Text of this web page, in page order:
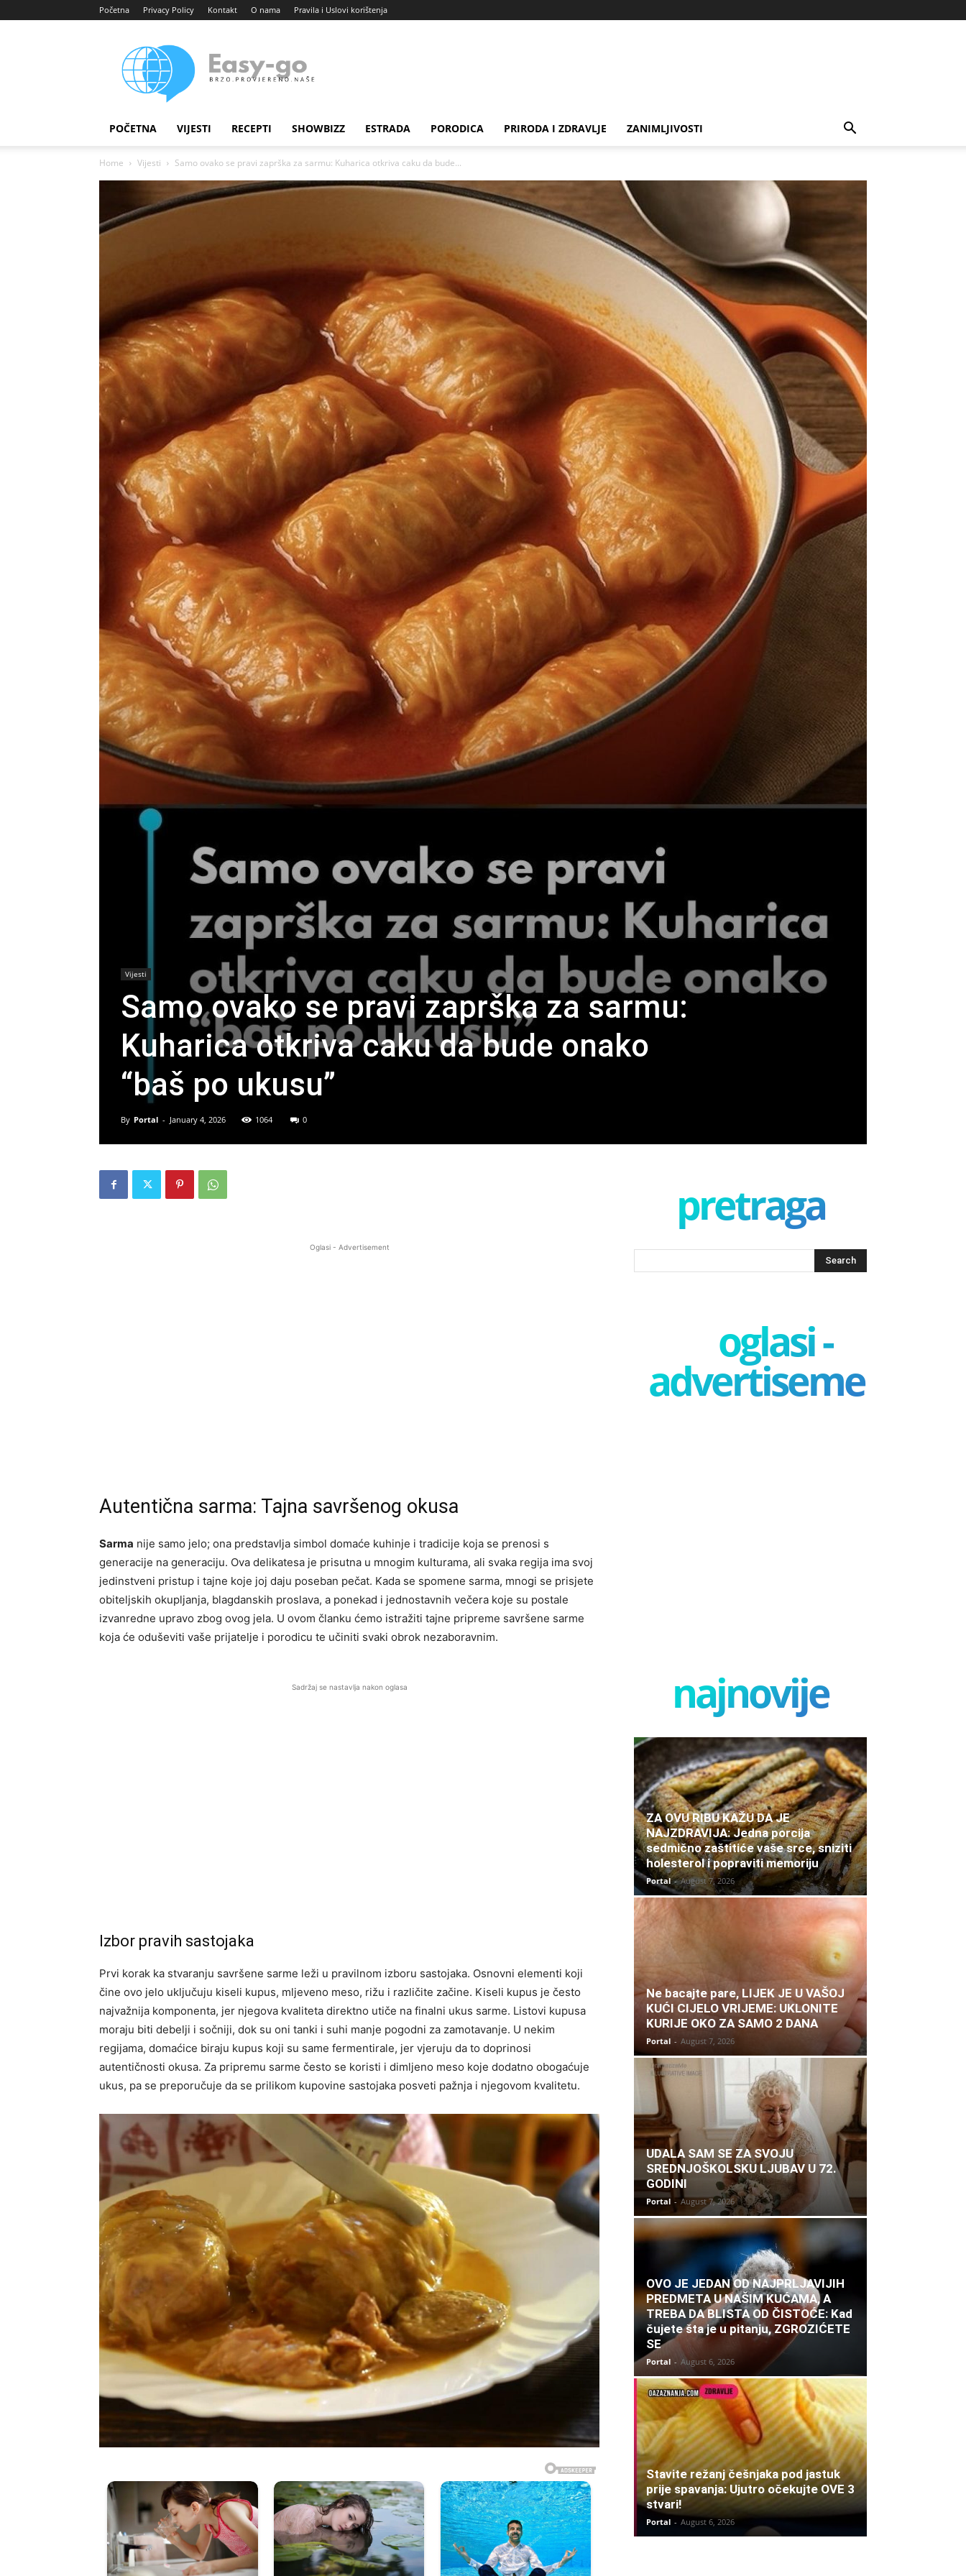
Početna Privacy Policy Kontakt O nama Pravila i Uslovi korištenja
portal
POČETNA VIJESTI RECEPTI SHOWBIZZ ESTRADA PORODICA PRIRODA I ZDRAVLJE ZANIMLJIVOSTI
Home Vijesti Samo ovako se pravi zaprška za sarmu: Kuharica otkriva caku da bude...
Vijesti
Samo ovako se pravi zaprška za sarmu:
Kuharica otkriva caku da bude onako
“baš po ukusu”
By Portal - January 4, 2026 1064 0
Oglasi - Advertisement
Autentična sarma: Tajna savršenog okusa
Sarma nije samo jelo; ona predstavlja simbol domaće kuhinje i tradicije koja se prenosi s
generacije na generaciju. Ova delikatesa je prisutna u mnogim kulturama, ali svaka regija ima svoj
jedinstveni pristup i tajne koje joj daju poseban pečat. Kada se spomene sarma, mnogi se prisjete
obiteljskih okupljanja, blagdanskih proslava, a ponekad i jednostavnih večera koje su postale
izvanredne upravo zbog ovog jela. U ovom članku ćemo istražiti tajne pripreme savršene sarme
koja će oduševiti vaše prijatelje i porodicu te učiniti svaki obrok nezaboravnim.
Sadržaj se nastavlja nakon oglasa
Izbor pravih sastojaka
Prvi korak ka stvaranju savršene sarme leži u pravilnom izboru sastojaka. Osnovni elementi koji
čine ovo jelo uključuju kiseli kupus, mljeveno meso, rižu i različite začine. Kiseli kupus je često
najvažnija komponenta, jer njegova kvaliteta direktno utiče na finalni ukus sarme. Listovi kupusa
moraju biti debelji i sočniji, dok su oni tanki i suhi manje pogodni za zamotavanje. U nekim
regijama, domaćice biraju kupus koji su same fermentirale, jer vjeruju da to doprinosi
autentičnosti okusa. Za pripremu sarme često se koristi i dimljeno meso koje dodatno obogaćuje
ukus, pa se preporučuje da se prilikom kupovine sastojaka posveti pažnja i njegovom kvalitetu.
pretraga
oglasi -
advertisement
najnovije
ZA OVU RIBU KAŽU DA JE
NAJZDRAVIJA: Jedna porcija
sedmično zaštitiće vaše srce, sniziti
holesterol i popraviti memoriju
Portal - August 7, 2026
Ne bacajte pare, LIJEK JE U VAŠOJ
KUĆI CIJELO VRIJEME: UKLONITE
KURIJE OKO ZA SAMO 2 DANA
Portal - August 7, 2026
UDALA SAM SE ZA SVOJU
SREDNJOŠKOLSKU LJUBAV U 72.
GODINI
Portal - August 7, 2026
OVO JE JEDAN OD NAJPRLJAVIJIH
PREDMETA U NAŠIM KUĆAMA, A
TREBA DA BLISTA OD ČISTOĆE: Kad
čujete šta je u pitanju, ZGROZIĆETE
SE
Portal - August 6, 2026
Stavite režanj češnjaka pod jastuk
prije spavanja: Ujutro očekujte OVE 3
stvari!
Portal - August 6, 2026